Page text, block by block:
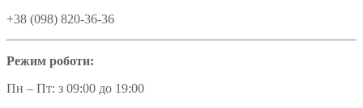
+38 (098) 820-36-36
Режим роботи:
Пн – Пт: з 09:00 до 19:00